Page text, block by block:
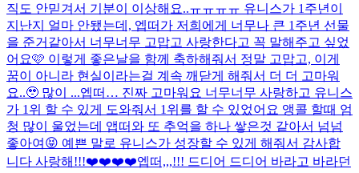
직도 안믿겨서 기분이 이상해요..ㅠㅠㅠㅠ 유니스가 1주년이
지난지 얼마 안됐는데, 엡떠가 저희에게 너무나 큰 1주년 선물
을 준거같아서 너무너무 고맙고 사랑한다고 꼭 말해주고 싶었
어요🩷 이렇게 좋은날을 함께 축하해줘서 정말 고맙고, 이게
꿈이 아니라 현실이라는걸 계속 깨닫게 해줘서 더 더 고마워
요..🥹 많이 ...엡떠… 진짜 고마워요 너무너무 사랑하고 유니스
가 1위 할 수 있게 도와줘서 1위를 할 수 있었어요 앵콜 할때 엄
청 많이 울었는데 앱떠와 또 추억을 하나 쌓은것 같아서 넘넘
좋아여😝 예쁜 말로 유니스가 성장할 수 있게 해줘서 감사합
니다 사랑해!!!❤️❤️❤️❤️엡떠,,,!!! 드디어 드디어 바라고 바라던